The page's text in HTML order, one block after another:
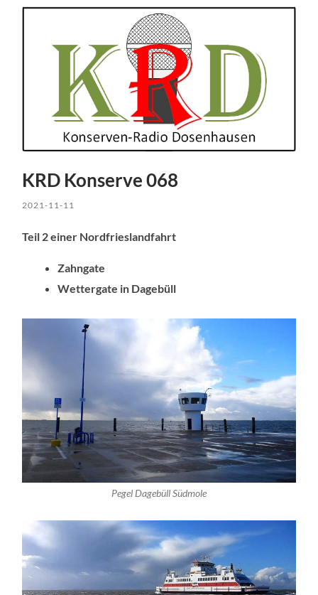
KRD Konserve 068
2021-11-11
Teil 2 einer Nordfrieslandfahrt
Zahngate
Wettergate in Dagebüll
Pegel Dagebüll Südmole